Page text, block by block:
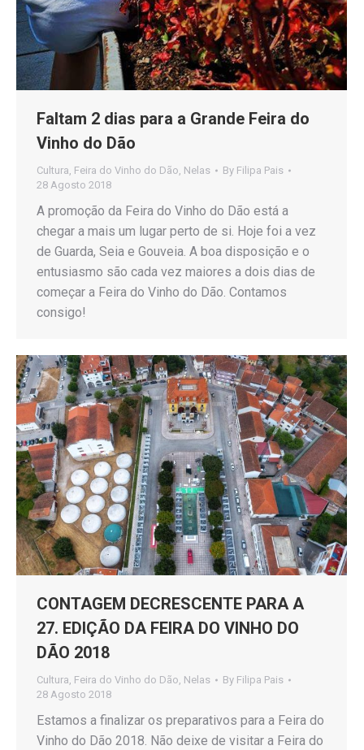
Faltam 2 dias para a Grande Feira do
Vinho do Dão
Cultura Feira do Vinho do Dão Nelas By Filipa Pais
28 Agosto 2018
A promoção da Feira do Vinho do Dão está a
chegar a mais um lugar perto de si. Hoje foi a vez
de Guarda, Seia e Gouveia. A boa disposição e o
entusiasmo são cada vez maiores a dois dias de
começar a Feira do Vinho do Dão. Contamos
consigo!
CONTAGEM DECRESCENTE PARA A
27. EDIÇÃO DA FEIRA DO VINHO DO
DÃO 2018
Cultura, Feira do Vinho do Dão, Nelas By Filipa Pais
28 Agosto 2018
Estamos a finalizar os preparativos para a Feira do
Vinho do Dão 2018. Não deixe de visitar a Feira do